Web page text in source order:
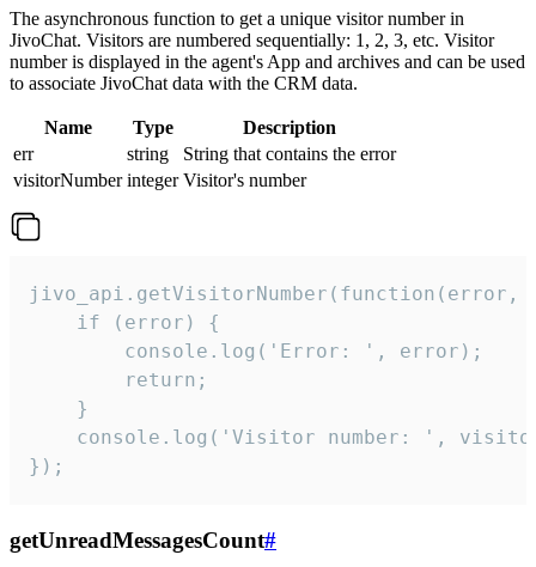
The asynchronous function to get a unique visitor number in
JivoChat. Visitors are numbered sequentially: 1, 2, 3, etc. Visitor
number is displayed in the agent's App and archives and can be used
to associate JivoChat data with the CRM data.
Name Type
Description
err
string
String that contains the error
visitorNumber integer Visitor's number
jivo_api.getVisitorNumber(function(error,
    if (error) {
        console.log('Error: ', error);
        return;
    }
console.log('Visitor number: ',
});
getUnreadMessagesCount#